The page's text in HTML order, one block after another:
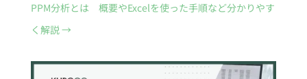
PPM分析とは 概要やExcelを使った手順など分かりやす
く解説→